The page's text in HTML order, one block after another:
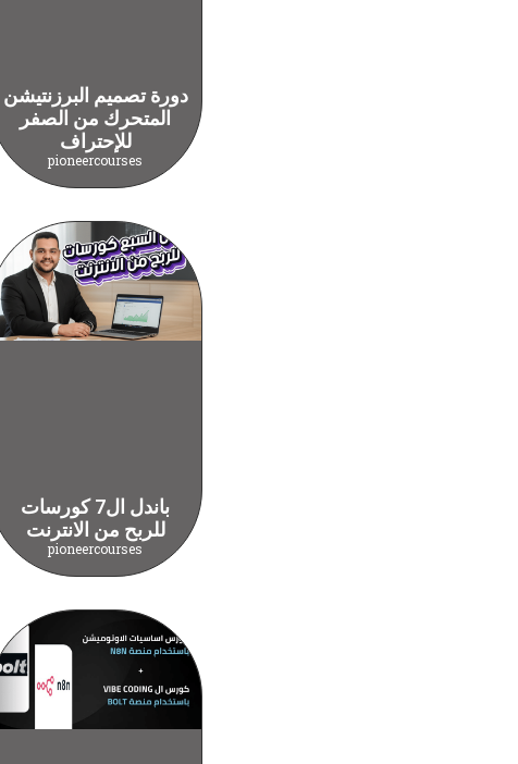
دورة تصميم البرزنتيشن
المتحرك من الصفر
للإحتراف
pioneercourses
باندل ال7 كورسات
للربح من الانترنت
pioneercourses